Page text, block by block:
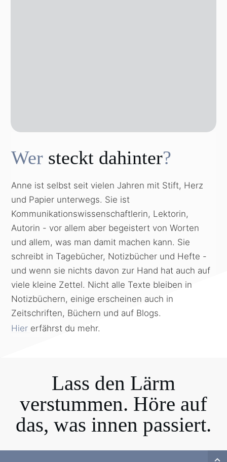
Wer steckt dahinter?
Anne ist selbst seit vielen Jahren mit Stift, Herz
und Papier unterwegs. Sie ist
Kommunikationswissenschaftlerin, Lektorin,
Autorin - vor allem aber begeistert von Worten
und allem, was man damit machen kann. Sie
schreibt in Tagebücher, Notizbücher und Hefte -
und wenn sie nichts davon zur Hand hat auch auf
viele kleine Zettel. Nicht alle Texte bleiben in
Notizbüchern, einige erscheinen auch in
Zeitschriften, Büchern und auf Blogs.
Hier erfährst du mehr.
Lass den Lärm
verstummen. Höre auf
das, was innen passiert.